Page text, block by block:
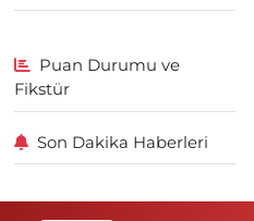
Puan Durumu ve
Fikstür
Son Dakika Haberleri